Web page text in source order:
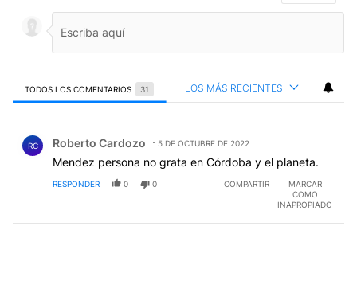
TODOS LOS COMENTARIOS 31 LOS MÁS RECIENTES
RC Roberto Cardozo 5 DE OCTUBRE DE 2022
Mendez persona no grata en Córdoba y el planeta.
RESPONDER 0 0 COMPARTIR
MARCAR
COMO
INAPROPIADO